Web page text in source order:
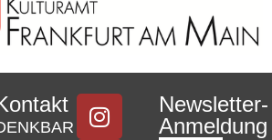
Newsletter-
Anmeldung